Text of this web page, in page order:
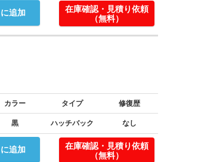
追加
在庫確認・見積り依頼
（無料）
カラー タイプ 修復歴
黒 ハッチバック なし
追加
在庫確認・見積り依頼
（無料）